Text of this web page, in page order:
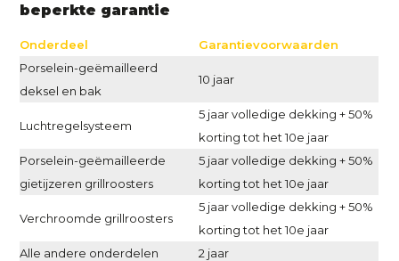
beperkte garantie
Onderdeel
Garantievoorwaarden
Porselein-geëmailleerd
deksel en bak
10 jaar
Luchtregelsysteem
5 jaar volledige dekking + 50%
korting tot het 10e jaar
Porselein-geëmailleerde
gietijzeren grillroosters
5 jaar volledige dekking + 50%
korting tot het 10e jaar
Verchroomde grillroosters
5 jaar volledige dekking + 50%
korting tot het 10e jaar
Alle andere onderdelen
2 jaar